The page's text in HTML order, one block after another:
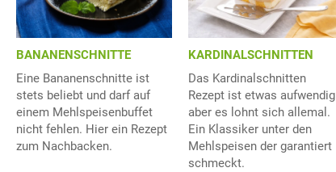
BANANENSCHNITTE
Eine Bananenschnitte ist
stets beliebt und darf auf
einem Mehlspeisenbuffet
nicht fehlen. Hier ein Rezept
zum Nachbacken.
KARDINALSCHNITTEN
Das Kardinalschnitten
Rezept ist etwas aufwendig
aber es lohnt sich allemal.
Ein Klassiker unter den
Mehlspeisen der garantiert
schmeckt.